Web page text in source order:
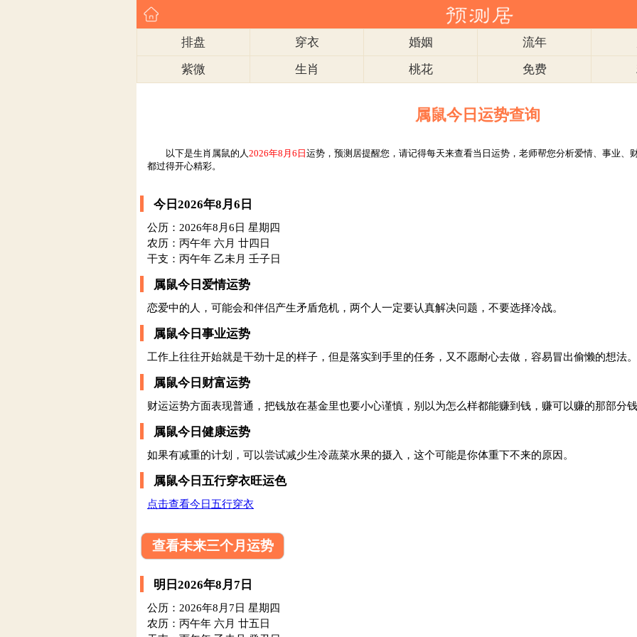
排盘 穿衣 婚姻 流年
紫微
生肖 桃花 免费
属鼠今日运势查询
以下是生肖属鼠的人2026年8月6日 运势，预测居提醒您，请记得每天来查看当日运势，老师帮您分析爱情、事业、
都过得开心精彩。
今日2026年8月6日
公历：2026年8月6日 星期四
农历：丙午年 六月 廿四日
干支：丙午年 乙未月 壬子日
属鼠今日爱情运势
恋爱中的人，可能会和伴侣产生矛盾危机，两个人一定要认真解决问题，不要选择冷战。
属鼠今日事业运势
工作上往往开始就是干劲十足的样子，但是落实到手里的任务，又不愿耐心去做，容易冒出偷懒的想法。
属鼠今日财富运势
财运运势方面表现普通，把钱放在基金里也要小心谨慎，别以为怎么样都能赚到钱，赚可以赚的那部分钱
属鼠今日健康运势
如果有减重的计划，可以尝试减少生冷蔬菜水果的摄入，这个可能是你体重下不来的原因。
属鼠今日五行穿衣旺运色
点击查看今日五行穿衣
查看未来三个月运势
明日2026年8月7日
公历：2026年8月7日 星期四
农历：丙午年 六月 廿五日